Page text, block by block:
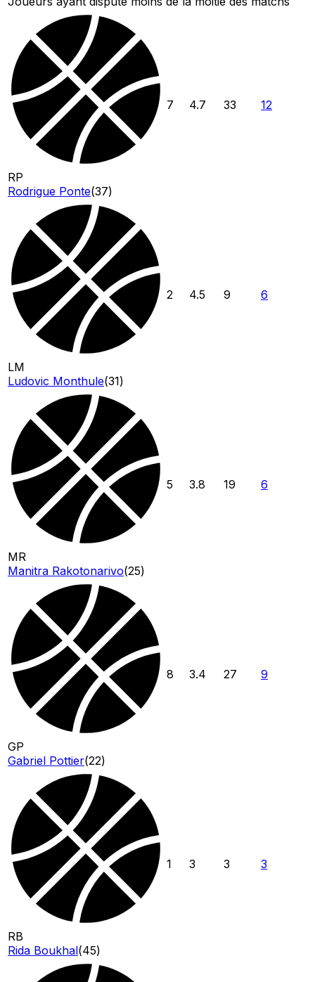
RP
Rodrigue Ponte(37)
7 4.7 33 12
LM
Ludovic Monthule(31)
2 4.5 9 6
MR
Manitra Rakotonarivo(25)
5 3.8 19 6
GP
Gabriel Pottier(22)
8 3.4 27 9
RB
Rida Boukhal(45)
1 3 3 3